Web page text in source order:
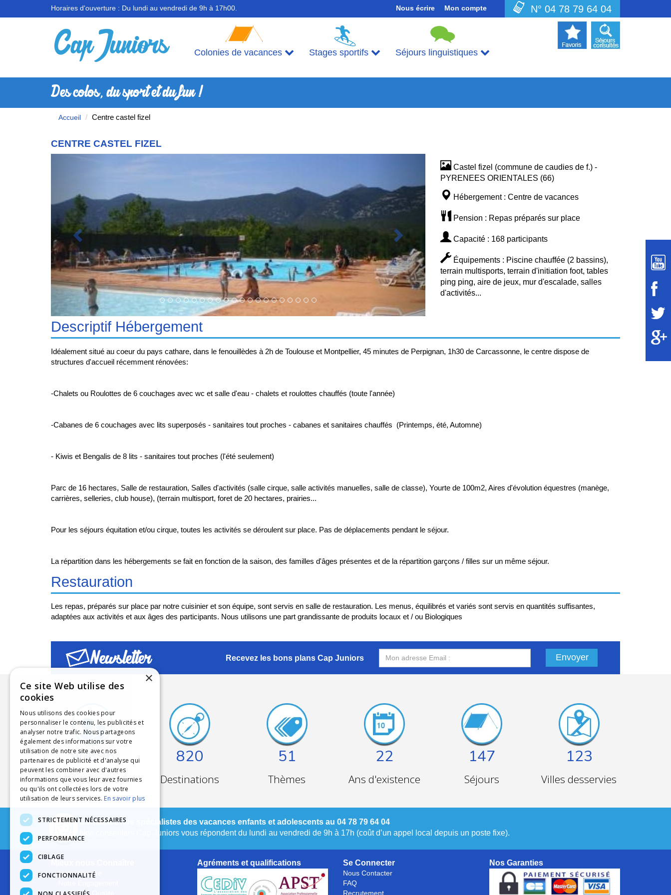
Horaires d'ouverture : Du lundi au vendredi de 9h à 17h00. Nous écrire Mon compte N° 04 78 79 64 04
Colonies de vacances Stages sportifs Séjours linguistiques
Des colos, du sport et du fun !
Accueil Centre castel fizel
CENTRE CASTEL FIZEL
Castel fizel (commune de caudies de f.) -
PYRENEES ORIENTALES (66)
Hébergement : Centre de vacances
Pension : Repas préparés sur place
Capacité : 168 participants
Équipements : Piscine chauffée (2 bassins),
terrain multisports, terrain d'initiation foot, tables
ping ping, aire de jeux, mur d'escalade, salles
d'activités...
Descriptif Hébergement
Idéalement situé au coeur du pays cathare, dans le fenouillèdes à 2h de Toulouse et Montpellier, 45 minutes de Perpignan, 1h30 de Carcassonne, le centre dispose de
structures d'accueil récemment rénovées:
-Chalets ou Roulottes de 6 couchages avec wc et salle d'eau - chalets et roulottes chauffés (toute l'année)
-Cabanes de 6 couchages avec lits superposés - sanitaires tout proches - cabanes et sanitaires chauffés (Printemps, été, Automne)
- Kiwis et Bengalis de 8 lits - sanitaires tout proches (l'été seulement)
Parc de 16 hectares, Salle de restauration, Salles d'activités (salle cirque, salle activités manuelles, salle de classe), Yourte de 100m2, Aires d'évolution équestres (manège,
carrières, selleries, club house), (terrain multisport, foret de 20 hectares, prairies...
Pour les séjours équitation et/ou cirque, toutes les activités se déroulent sur place. Pas de déplacements pendant le séjour.
La répartition dans les hébergements se fait en fonction de la saison, des familles d'âges présentes et de la répartition garçons / filles sur un même séjour.
Restauration
Les repas, préparés sur place par notre cuisinier et son équipe, sont servis en salle de restauration. Les menus, équilibrés et variés sont servis en quantités suffisantes,
adaptées aux activités et aux âges des participants. Nous utilisons une part grandissante de produits locaux et / ou Biologiques
Newsletter Recevez les bons plans Cap Juniors Envoyer
90896
Participants
820
Destinations
51
Thèmes
22
Ans d'existence
147
Séjours
123
Villes desservies
Contactez nos spécialistes des vacances enfants et adolescents au 04 78 79 64 04
Nos conseillers Cap Juniors vous répondent du lundi au vendredi de 9h à 17h (coût d’un appel local depuis un poste fixe).
Notre Histoire
La Charte Qualité
Agréments et qualifications Se Connecter
Nous Contacter
FAQ
Recrutement
Nos Garanties
×
Ce site Web utilise des
cookies
Nous utilisons des cookies pour
personnaliser le contenu, les publicités et
analyser notre trafic. Nous partageons
également des informations sur votre
utilisation de notre site avec nos
partenaires de publicité et d'analyse qui
peuvent les combiner avec d'autres
informations que vous leur avez fournies
ou qu'ils ont collectées lors de votre
utilisation de leurs services. En savoir plus
STRICTEMENT NÉCESSAIRES
PERFORMANCE
CIBLAGE
FONCTIONNALITÉ